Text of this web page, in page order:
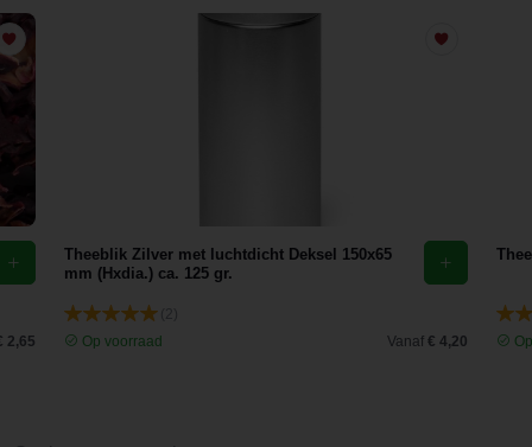
2,65
Theeblik Zilver met luchtdicht Deksel 150x65
mm (Hxdia.) ca. 125 gr.
Op voorraad
Vanaf € 4,20